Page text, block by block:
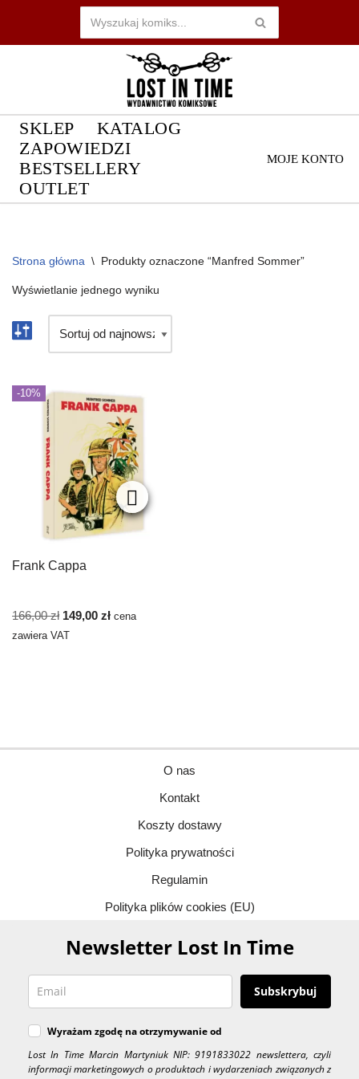
Przejdź
SKLEP
KATALOG
ZAPOWIEDZI
BESTSELLERY
OUTLET
MOJE KONTO
Strona główna \ Produkty oznaczone “Manfred Sommer”
Wyświetlanie jednego wyniku
-10%
Frank Cappa
166,00zł 149,00 zł cena
zawiera VAT
O nas
Kontakt
Koszty dostawy
Polityka prywatności
Regulamin
Polityka plików cookies (EU)
Newsletter Lost In Time
Subskrybuj
Wyrażam zgodę na otrzymywanie od
Lost In Time Marcin Martyniuk NIP: 9191833022 newslettera, czyli
informacji marketingowych o produktach i wydarzeniach związanych z